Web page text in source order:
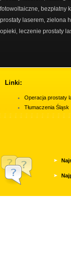
fotowoltaiczne bezpłatny
prostaty laserem zielona
opieki
leczenie prostaty
Linki:
Operacja prostaty
Tłumaczenia Śląsk